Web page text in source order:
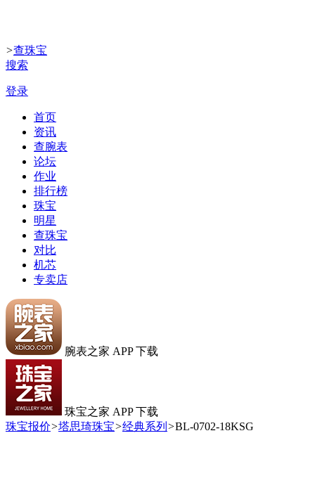
>查珠宝
搜索
登录
首页
资讯
查腕表
论坛
作业
排行榜
珠宝
明星
查珠宝
对比
机芯
专卖店
腕表之家 APP 下载
珠宝之家 APP 下载
珠宝报价>塔思琦珠宝>经典系列 >BL-0702-18KSG